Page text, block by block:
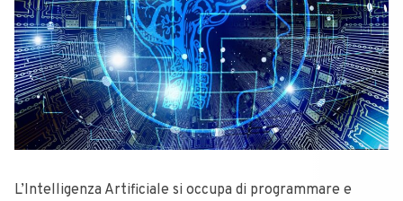
L’Intelligenza Artificiale si occupa di programmare e